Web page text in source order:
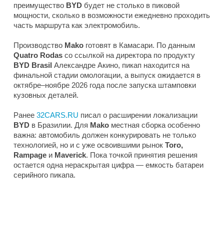
преимущество BYD будет не столько в пиковой
мощности, сколько в возможности ежедневно проходить
часть маршрута как электромобиль.
Производство Mako готовят в Камасари. По данным
Quatro Rodas со ссылкой на директора по продукту
BYD Brasil Александре Акино, пикап находится на
финальной стадии омологации, а выпуск ожидается в
октябре–ноябре 2026 года после запуска штамповки
кузовных деталей.
Ранее 32CARS.RU писал о расширении локализации
BYD в Бразилии. Для Mako местная сборка особенно
важна: автомобиль должен конкурировать не только
технологией, но и с уже освоившими рынок Toro,
Rampage и Maverick. Пока точкой принятия решения
остается одна нераскрытая цифра — емкость батареи
серийного пикапа.